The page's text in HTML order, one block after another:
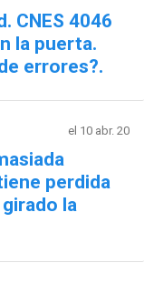
CNES 4046
la puerta.
errores?.
el 10 abr. 20
perdida
la